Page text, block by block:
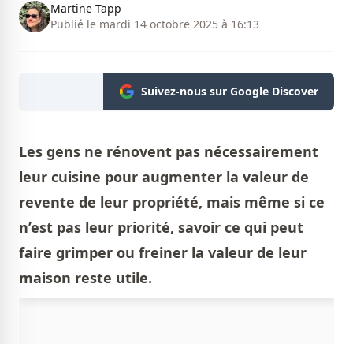
Martine Tapp
Publié le mardi 14 octobre 2025 à 16:13
Suivez-nous sur Google Discover
Les gens ne rénovent pas nécessairement
leur cuisine pour augmenter la valeur de
revente de leur propriété, mais même si ce
n’est pas leur priorité, savoir ce qui peut
faire grimper ou freiner la valeur de leur
maison reste utile.